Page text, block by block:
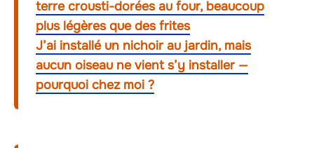
terre crousti-dorées au four, beaucoup
plus légères que des frites
J’ai installé un nichoir au jardin, mais
aucun oiseau ne vient s’y installer —
pourquoi chez moi ?